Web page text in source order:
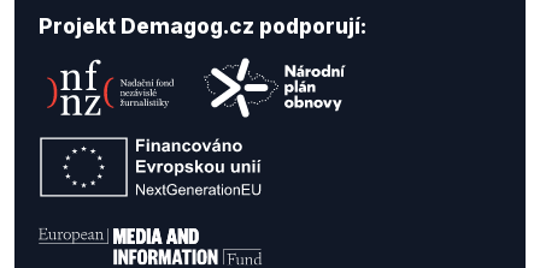
Projekt Demagog.cz podporují: